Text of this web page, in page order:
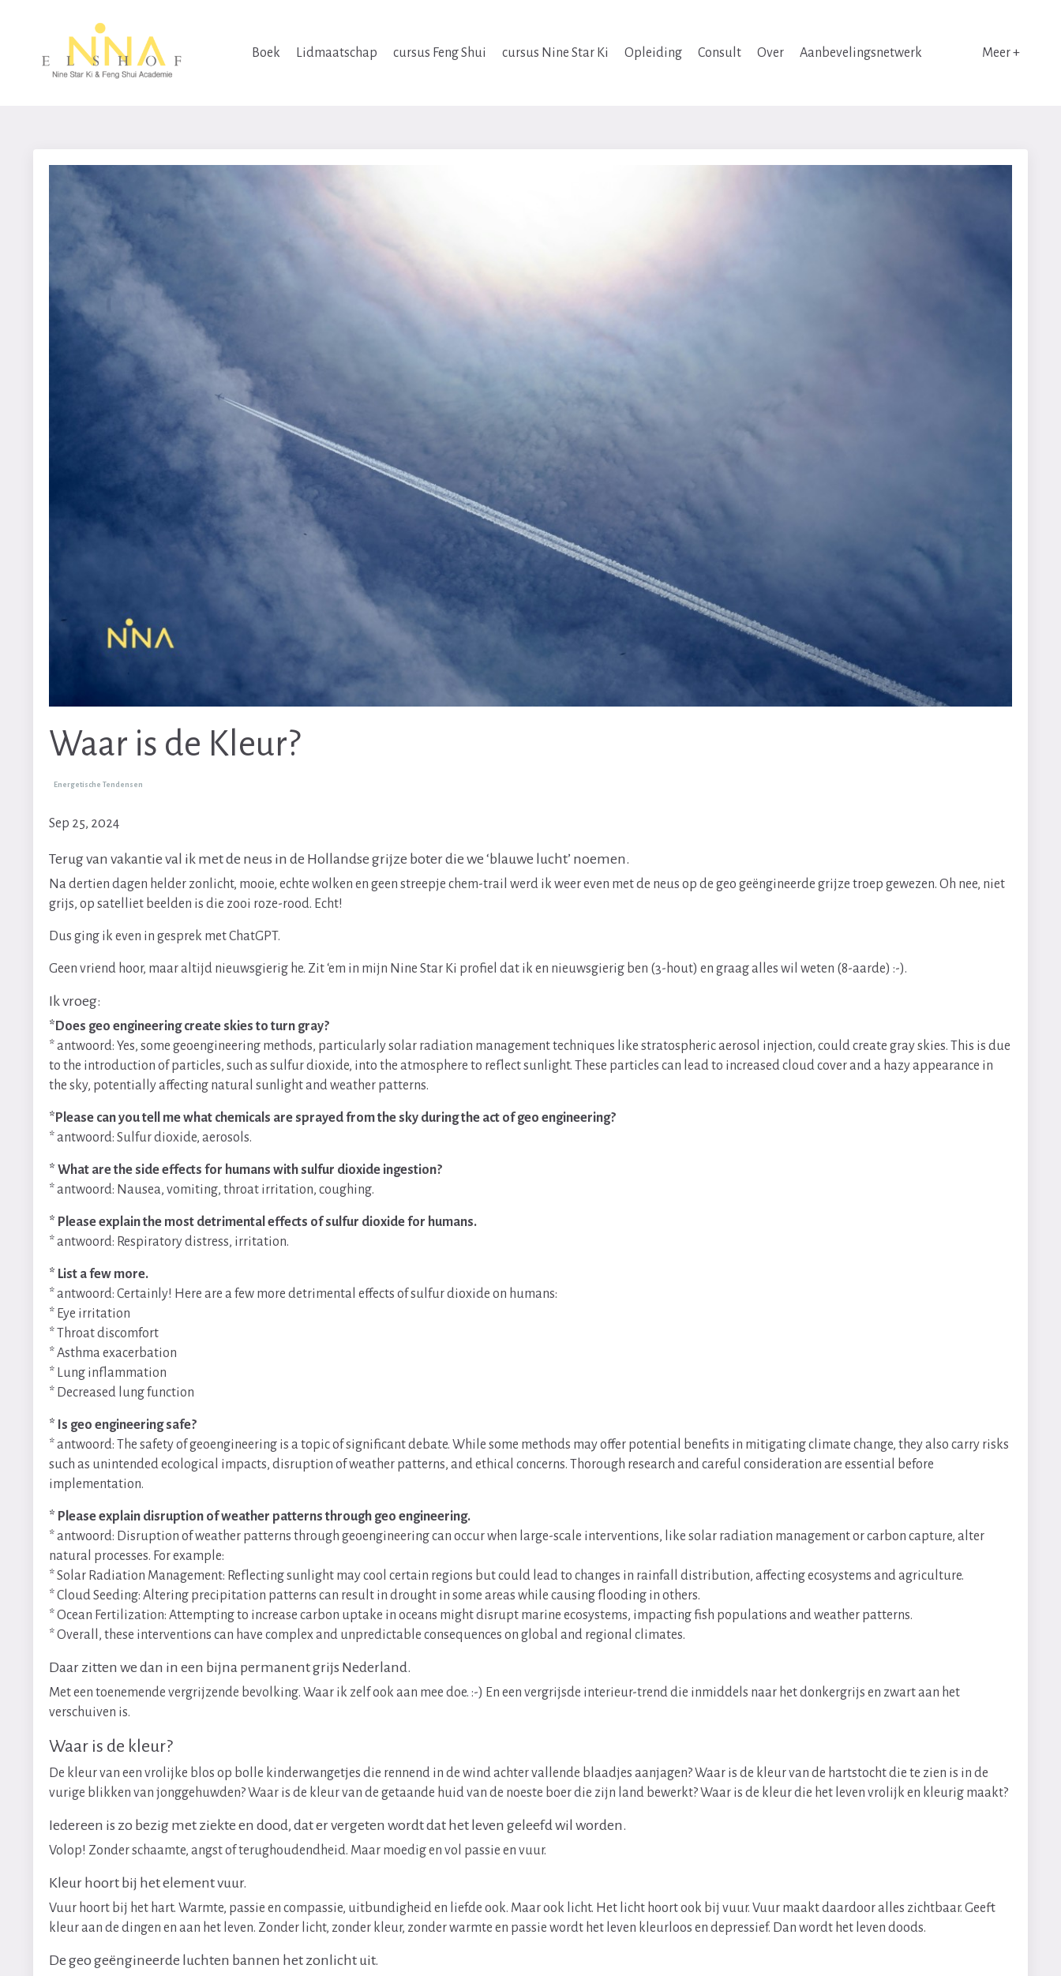
Boek Lidmaatschap cursus Feng Shui cursus Nine Star Ki Opleiding Consult Over Aanbevelingsnetwerk Meer +
Waar is de Kleur?
Energetische Tendensen
Sep 25, 2024
Terug van vakantie val ik met de neus in de Hollandse grijze boter die we ‘blauwe lucht’ noemen.
Na dertien dagen helder zonlicht, mooie, echte wolken en geen streepje chem-trail werd ik weer even met de neus op de geo geëngineerde grijze troep gewezen. Oh nee, niet
grijs, op satelliet beelden is die zooi roze-rood. Echt!
Dus ging ik even in gesprek met ChatGPT.
Geen vriend hoor, maar altijd nieuwsgierig he. Zit ‘em in mijn Nine Star Ki profiel dat ik en nieuwsgierig ben (3-hout) en graag alles wil weten (8-aarde) :-).
Ik vroeg:
*Does geo engineering create skies to turn gray?
* antwoord: Yes, some geoengineering methods, particularly solar radiation management techniques like stratospheric aerosol injection, could create gray skies. This is due
to the introduction of particles, such as sulfur dioxide, into the atmosphere to reflect sunlight. These particles can lead to increased cloud cover and a hazy appearance in
the sky, potentially affecting natural sunlight and weather patterns.
*Please can you tell me what chemicals are sprayed from the sky during the act of geo engineering?
* antwoord: Sulfur dioxide, aerosols.
* What are the side effects for humans with sulfur dioxide ingestion?
* antwoord: Nausea, vomiting, throat irritation, coughing.
* Please explain the most detrimental effects of sulfur dioxide for humans.
* antwoord: Respiratory distress, irritation.
* List a few more.
* antwoord: Certainly! Here are a few more detrimental effects of sulfur dioxide on humans:
* Eye irritation
* Throat discomfort
* Asthma exacerbation
* Lung inflammation
* Decreased lung function
* Is geo engineering safe?
* antwoord: The safety of geoengineering is a topic of significant debate. While some methods may offer potential benefits in mitigating climate change, they also carry risks
such as unintended ecological impacts, disruption of weather patterns, and ethical concerns. Thorough research and careful consideration are essential before
implementation.
* Please explain disruption of weather patterns through geo engineering.
* antwoord: Disruption of weather patterns through geoengineering can occur when large-scale interventions, like solar radiation management or carbon capture, alter
natural processes. For example:
* Solar Radiation Management: Reflecting sunlight may cool certain regions but could lead to changes in rainfall distribution, affecting ecosystems and agriculture.
* Cloud Seeding: Altering precipitation patterns can result in drought in some areas while causing flooding in others.
* Ocean Fertilization: Attempting to increase carbon uptake in oceans might disrupt marine ecosystems, impacting fish populations and weather patterns.
* Overall, these interventions can have complex and unpredictable consequences on global and regional climates.
Daar zitten we dan in een bijna permanent grijs Nederland.
Met een toenemende vergrijzende bevolking. Waar ik zelf ook aan mee doe. :-) En een vergrijsde interieur-trend die inmiddels naar het donkergrijs en zwart aan het
verschuiven is.
Waar is de kleur?
De kleur van een vrolijke blos op bolle kinderwangetjes die rennend in de wind achter vallende blaadjes aanjagen? Waar is de kleur van de hartstocht die te zien is in de
vurige blikken van jonggehuwden? Waar is de kleur van de getaande huid van de noeste boer die zijn land bewerkt? Waar is de kleur die het leven vrolijk en kleurig maakt?
Iedereen is zo bezig met ziekte en dood, dat er vergeten wordt dat het leven geleefd wil worden.
Volop! Zonder schaamte, angst of terughoudendheid. Maar moedig en vol passie en vuur.
Kleur hoort bij het element vuur.
Vuur hoort bij het hart. Warmte, passie en compassie, uitbundigheid en liefde ook. Maar ook licht. Het licht hoort ook bij vuur. Vuur maakt daardoor alles zichtbaar. Geeft
kleur aan de dingen en aan het leven. Zonder licht, zonder kleur, zonder warmte en passie wordt het leven kleurloos en depressief. Dan wordt het leven doods.
De geo geëngineerde luchten bannen het zonlicht uit.